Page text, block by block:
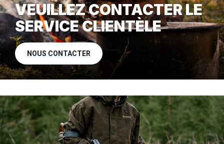
VEUILLEZ CONTACTER LE
SERVICE CLIENTÈLE
NOUS CONTACTER